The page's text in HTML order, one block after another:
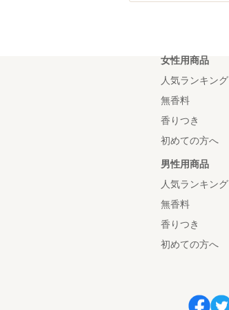
女性用商品
人気ランキング
無香料
香りつき
初めての方へ
男性用商品
人気ランキング
無香料
香りつき
初めての方へ